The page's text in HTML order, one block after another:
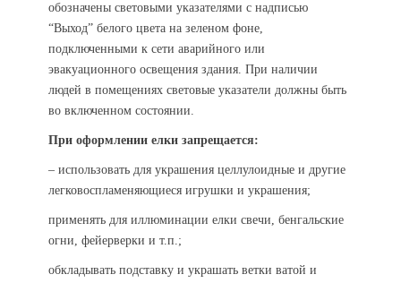
обозначены световыми указателями с надписью
“Выход” белого цвета на зеленом фоне,
подключенными к сети аварийного или
эвакуационного освещения здания. При наличии
людей в помещениях световые указатели должны быть
во включенном состоянии.
При оформлении елки запрещается:
– использовать для украшения целлулоидные и другие
легковоспламеняющиеся игрушки и украшения;
применять для иллюминации елки свечи, бенгальские
огни, фейерверки и т.п.;
обкладывать подставку и украшать ветки ватой и